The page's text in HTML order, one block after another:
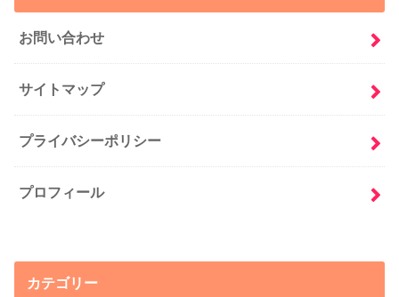
お問い合わせ
サイトマップ
プライバシーポリシー
プロフィール
カテゴリー